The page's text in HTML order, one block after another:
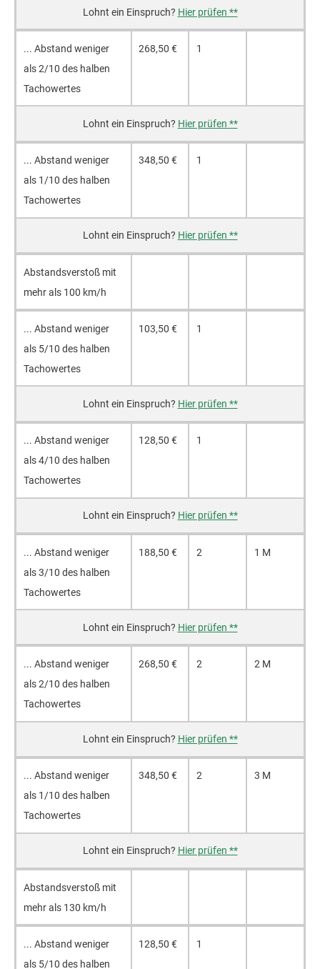
Hier prüfen **
... Ab­stand we­ni­ger
als 2/10 des hal­ben
Ta­cho­wer­tes
268,50 € 1
Hier prüfen **
... Ab­stand we­ni­ger
als 1/10 des hal­ben
Ta­cho­wer­tes
348,50 € 1
Hier prüfen **
Abs­tands­ver­stoß mit
mehr als 100 km/h
... Ab­stand we­ni­ger
als 5/10 des hal­ben
Ta­cho­wer­tes
103,50 € 1
Hier prüfen **
... Ab­stand we­ni­ger
als 4/10 des hal­ben
Ta­cho­wer­tes
128,50 € 1
Hier prüfen **
... Ab­stand we­ni­ger
als 3/10 des hal­ben
Ta­cho­wer­tes
188,50 € 2 1 M
Hier prüfen **
... Ab­stand we­ni­ger
als 2/10 des hal­ben
Ta­cho­wer­tes
268,50 € 2 2 M
Hier prüfen **
... Ab­stand we­ni­ger
als 1/10 des hal­ben
Ta­cho­wer­tes
348,50 € 2 3 M
Hier prüfen **
Ab­stands­ver­stoß mit
mehr als 130 km/h
... Ab­stand we­ni­ger
als 5/10 des hal­ben
128,50 € 1